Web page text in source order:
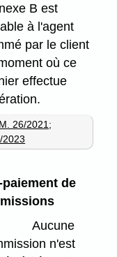
B est
à l'agent
par le client
où ce
effectue
26/2021 ;
2023
paiement de
Aucune
n'est